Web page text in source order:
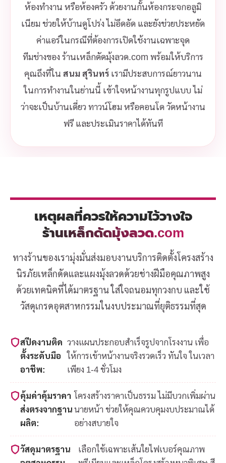
ห้องทำงาน หรือห้องครัว ด้วยงานกั้นห้องกระจกอลูมิ
เนียม ช่วยให้บ้านดูโปร่ง ไม่อึดอัด และยังช่วยประหยัด
ค่าแอร์ในกรณีที่ต้องการเปิดใช้งานเฉพาะจุด
ทีมช่างของ ร้านเหล็กดัดมุ้งลวด.com พร้อมให้บริการ
คุณถึงที่ใน สนม สุรินทร์ เรามีประสบการณ์ยาวนาน
ในการทำงานในย่านนี้ เข้าใจหน้างานทุกรูปแบบ ไม่
ว่าจะเป็นบ้านเดี่ยว ทาวน์โฮม หรือคอนโด วัดหน้างาน
ฟรี และประเมินราคาได้ทันที
เหตุผลที่ควรให้ความไว้วางใจ
ร้านเหล็กดัดมุ้งลวด.com
ทางร้านของเรามุ่งมั่นส่งมอบงานบริการติดตั้งโครงสร้าง
นิรภัยเหล็กดัดและแผงมุ้งลวดด้วยช่างฝีมือคุณภาพสูง
ด้วยเทคนิคที่ได้มาตรฐาน ใส่ใจถนอมทุกวงกบ และใช้
วัสดุเกรดอุตสาหกรรมในงบประมาณที่ยุติธรรมที่สุด
สปีดงานติด
ตั้งระดับมือ
อาชีพ:
วางแผนประกอบสำเร็จรูปจากโรงงาน เพื่อ
ให้การเข้าหน้างานจริงรวดเร็ว ทันใจ ในเวลา
เพียง 1-4 ชั่วโมง
คุ้มค่าคุ้มราคา
ส่งตรงจากฐาน
ผลิต:
โครงสร้างราคาเป็นธรรม ไม่มีบวกเพิ่มผ่าน
นายหน้า ช่วยให้คุณควบคุมงบประมาณได้
อย่างสบายใจ
วัสดุมาตรฐาน
เลือกใช้เฉพาะเส้นใยไฟเบอร์คุณภาพ